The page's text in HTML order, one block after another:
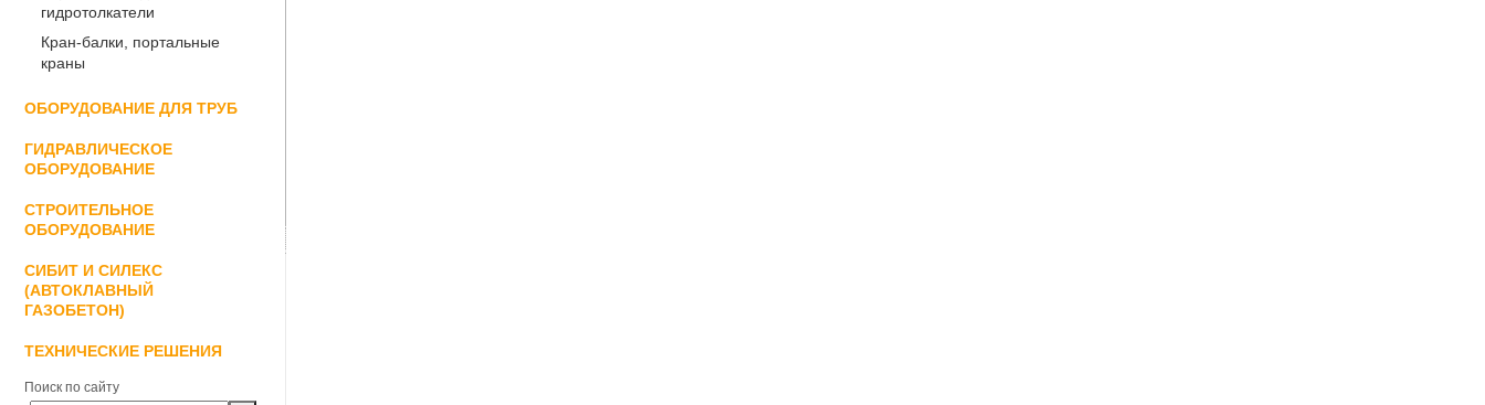
гидротолкатели
Кран-балки, портальные
краны
ОБОРУДОВАНИЕ ДЛЯ ТРУБ
ГИДРАВЛИЧЕСКОЕ
ОБОРУДОВАНИЕ
СТРОИТЕЛЬНОЕ
ОБОРУДОВАНИЕ
СИБИТ И СИЛЕКС
(АВТОКЛАВНЫЙ
ГАЗОБЕТОН)
ТЕХНИЧЕСКИЕ РЕШЕНИЯ
Поиск по сайту